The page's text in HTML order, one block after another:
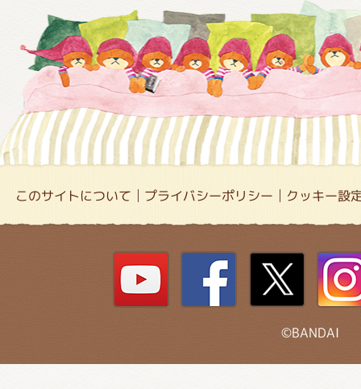
このサイトについて プライバシーポリシー クッキー設
©BANDAI